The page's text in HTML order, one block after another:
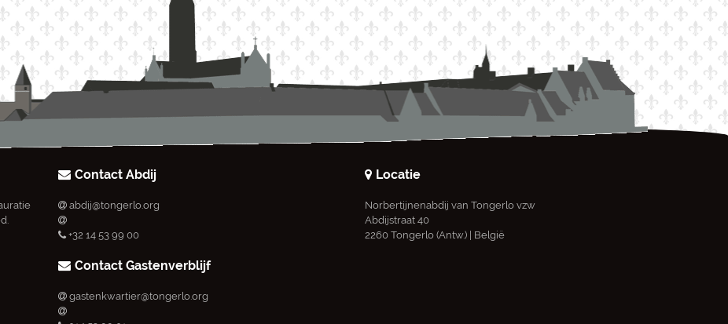
Contact Abdij
abdij@tongerlo.org
+32 14 53 99 00
Contact Gastenverblijf
gastenkwartier@tongerlo.org
Locatie
Norbertijnenabdij van Tongerlo vzw
Abdijstraat 40
2260 Tongerlo (Antw.) | België